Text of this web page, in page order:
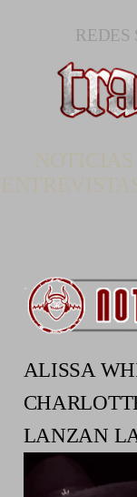
REDES
ALISSA
LANZAN